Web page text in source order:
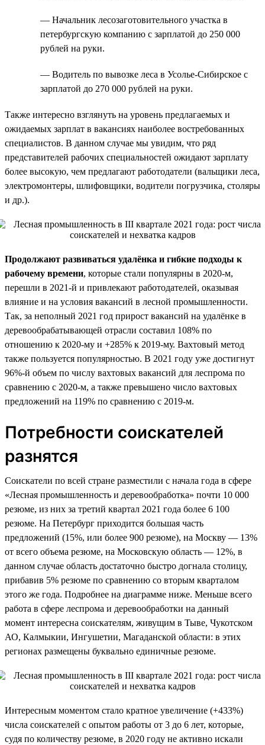
— Начальник лесозаготовительного участка в
петербургскую компанию с зарплатой до 250 000
рублей на руки.
— Водитель по вывозке леса в Усолье-Сибирское с
зарплатой до 270 000 рублей на руки.
Также интересно взглянуть на уровень предлагаемых и
ожидаемых зарплат в вакансиях наиболее востребованных
специалистов. В данном случае мы увидим, что ряд
представителей рабочих специальностей ожидают зарплату
более высокую, чем предлагают работодатели (вальщики леса,
электромонтеры, шлифовщики, водители погрузчика, столяры
и др.).
Продолжают развиваться удалёнка и гибкие подходы к
рабочему времени, которые стали популярны в 2020-м,
перешли в 2021-й и привлекают работодателей, оказывая
влияние и на условия вакансий в лесной промышленности.
Так, за неполный 2021 год прирост вакансий на удалёнке в
деревообрабатывающей отрасли составил 108% по
отношению к 2020-му и +285% к 2019-му. Вахтовый метод
также пользуется популярностью. В 2021 году уже достигнут
96%-й объем по числу вахтовых вакансий для леспрома по
сравнению с 2020-м, а также превышено число вахтовых
предложений на 119% по сравнению с 2019-м.
Потребности соискателей
разнятся
Соискатели по всей стране разместили с начала года в сфере
«Лесная промышленность и деревообработка» почти 10 000
резюме, из них за третий квартал 2021 года более 6 100
резюме. На Петербург приходится большая часть
предложений (15%, или более 900 резюме), на Москву — 13%
от всего объема резюме, на Московскую область — 12%, в
данном случае область достаточно быстро догнала столицу,
прибавив 5% резюме по сравнению со вторым кварталом
этого же года. Подробнее на диаграмме ниже. Меньше всего
работа в сфере леспрома и деревообработки на данный
момент интересна соискателям, живущим в Тыве, Чукотском
АО, Калмыкии, Ингушетии, Магаданской области: в этих
регионах размещены буквально единичные резюме.
Интересным моментом стало кратное увеличение (+433%)
числа соискателей с опытом работы от 3 до 6 лет, которые,
судя по количеству резюме, в 2020 году не активно искали